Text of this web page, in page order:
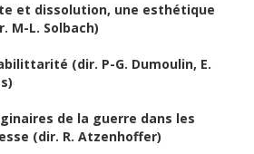
et dissolution, une esthétique
M-L. Solbach)
(dir. P-G. Dumoulin, E.
de la guerre dans les
(dir. R. Atzenhoffer)